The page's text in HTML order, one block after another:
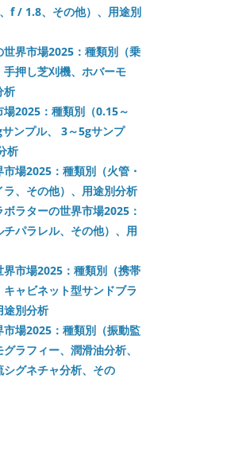
f / 1.8、その他）、用途別
界市場2025：種類別（乗
押し芝刈機、ホバーモ
析
2025：種類別（0.15～
ンプル、 3～5gサンプ
析
場2025：種類別（火管・
、その他）、用途別分析
ラターの世界市場2025：
パラレル、その他）、用
市場2025：種類別（携帯
ャビネット型サンドブラ
途別分析
場2025：種類別（振動監
ラフィー、潤滑油分析、
グネチャ分析、その